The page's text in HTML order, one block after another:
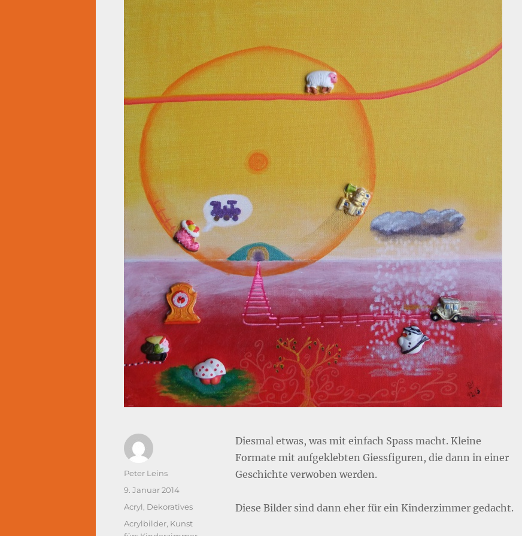
Diesmal etwas, was mit einfach Spass macht. Kleine
Formate mit aufgeklebten Giessfiguren, die dann in einer
Geschichte verwoben werden.
Diese Bilder sind dann eher für ein Kinderzimmer gedacht.
Autor
Peter Leins
Veröffentlicht
9. Januar 2014
Kategorien
Acryl, Dekoratives
Schlagwörter
Acrylbilder, Kunst